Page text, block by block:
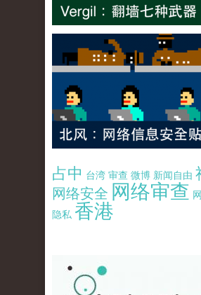
占中 台湾 审查 微博 新闻自由
网络安全 网络审查
隐私 香港
pao-pao-banner-mirror-